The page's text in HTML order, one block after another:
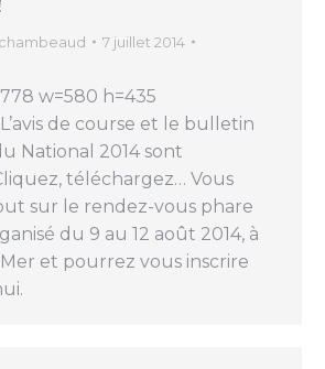
7 juillet 2014
w=580 h=435
de course et le bulletin
National 2014 sont
téléchargez… Vous
sur le rendez-vous phare
du 9 au 12 août 2014, à
et pourrez vous inscrire